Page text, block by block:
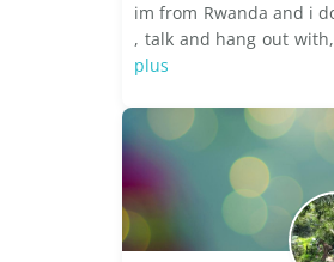
im from Rwanda and i
, talk and hang out
plus